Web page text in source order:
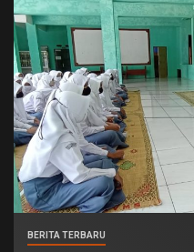
BERITA TERBARU